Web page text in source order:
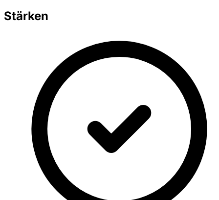
Stärken